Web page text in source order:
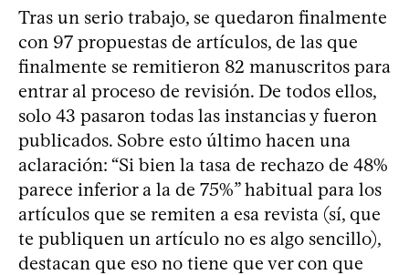
Tras un serio trabajo, se quedaron finalmente
con 97 propuestas de artículos, de las que
finalmente se remitieron 82 manuscritos para
entrar al proceso de revisión. De todos ellos,
solo 43 pasaron todas las instancias y fueron
publicados. Sobre esto último hacen una
aclaración: “Si bien la tasa de rechazo de 48%
parece inferior a la de 75%” habitual para los
artículos que se remiten a esa revista (sí, que
te publiquen un artículo no es algo sencillo),
destacan que eso no tiene que ver con que